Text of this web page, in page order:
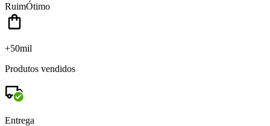
RuimÓtimo
+50mil
Produtos vendidos
Entrega